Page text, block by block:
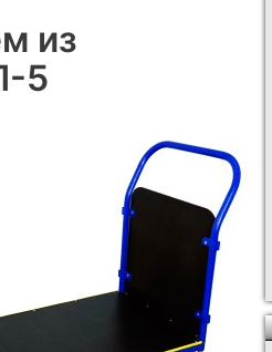
из
5